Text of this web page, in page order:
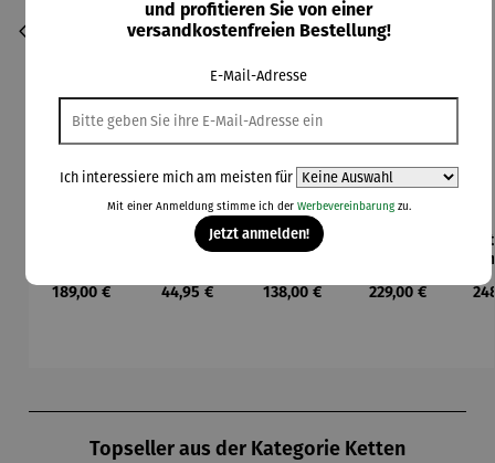
en
Regulärer Preis:
189,00 €
Bronzebil
"Sternzeic
Regulärer Preis:
44,95 €
Gemälde |
en –
Regulärer Preis:
138,00 €
Sternbild
Regulärer Preis:
229,00 €
|
Topseller aus der Kategorie Ketten
und profitieren Sie von einer
versandkostenfreien Bestellung!
E-Mail-Adresse
Ich interessiere mich am meisten für
Mit einer Anmeldung stimme ich der Werbevereinbarungzu.
Jetzt anmelden!